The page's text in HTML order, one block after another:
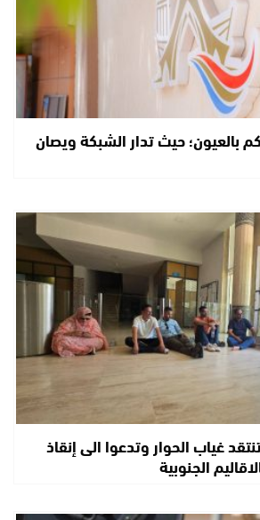
بالعيون؛ حيث تدار الشبكة ويصان
غياب الحوار وتدعوا الى إنقاذ
الجنوبية